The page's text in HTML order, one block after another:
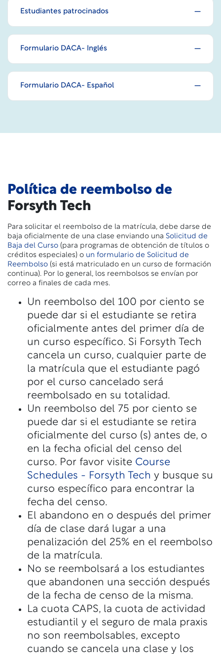
Estudiantes patrocinados
Formulario DACA- Inglés
Formulario DACA- Español
Política de reembolso de
Forsyth Tech
Para solicitar el reembolso de la matrícula, debe darse de
baja oficialmente de una clase enviando una Solicitud de
Baja del Curso (para programas de obtención de títulos o
créditos especiales) o un formulario de Solicitud de
Reembolso (si está matriculado en un curso de formación
continua). Por lo general, los reembolsos se envían por
correo a finales de cada mes.
Un reembolso del 100 por ciento se
puede dar si el estudiante se retira
oficialmente antes del primer día de
un curso específico. Si Forsyth Tech
cancela un curso, cualquier parte de
la matrícula que el estudiante pagó
por el curso cancelado será
reembolsado en su totalidad.
Un reembolso del 75 por ciento se
puede dar si el estudiante se retira
oficialmente del curso (s) antes de, o
en la fecha oficial del censo del
curso. Por favor visite Course
Schedules - Forsyth Tech y busque su
curso específico para encontrar la
fecha del censo.
El abandono en o después del primer
día de clase dará lugar a una
penalización del 25% en el reembolso
de la matrícula.
No se reembolsará a los estudiantes
que abandonen una sección después
de la fecha de censo de la misma.
La cuota CAPS, la cuota de actividad
estudiantil y el seguro de mala praxis
no son reembolsables, excepto
cuando se cancela una clase y los